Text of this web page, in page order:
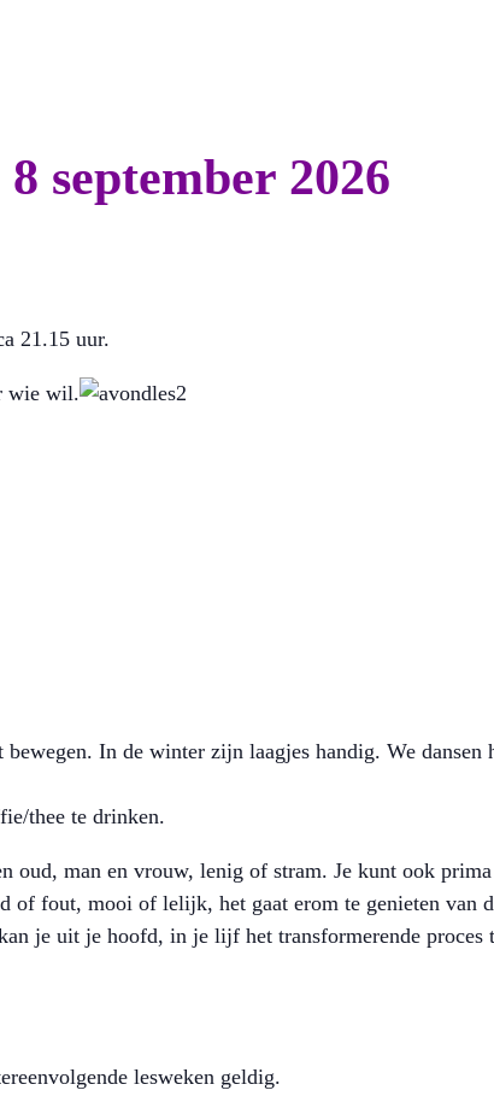
september 2026
21.15 uur.
wie wil.
In de winter zijn laagjes handig. We dansen
thee te drinken.
oud, man en vrouw, lenig of stram. Je kunt ook
of fout, mooi of lelijk, het gaat erom te genieten van
je uit je hoofd, in je lijf het transformerende proces
lesweken geldig.